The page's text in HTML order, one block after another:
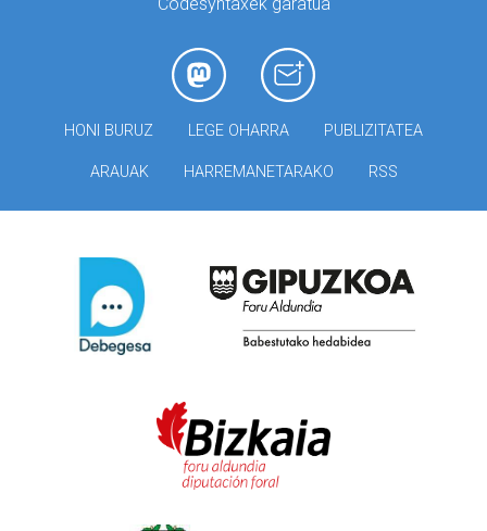
HONI BURUZ LEGE OHARRA PUBLIZITATEA
ARAUAK HARREMANETARAKO RSS